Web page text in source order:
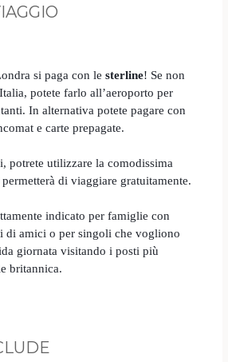
si paga con lesterline! Se non
potete farlo all’aeroporto per
In alternativa potete pagare con
e carte prepagate.
potrete utilizzare la comodissima
di viaggiare gratuitamente.
indicato per famiglie con
di amici o per singoli che vogliono
giornata visitando i posti più
britannica.